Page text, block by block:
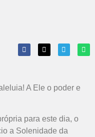
A Ele o poder e
para este dia, o
a Solenidade da